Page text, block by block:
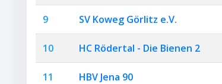
9 SV Koweg Görlitz e.V.
10 HC Rödertal - Die Bienen 2
11 HBV Jena 90